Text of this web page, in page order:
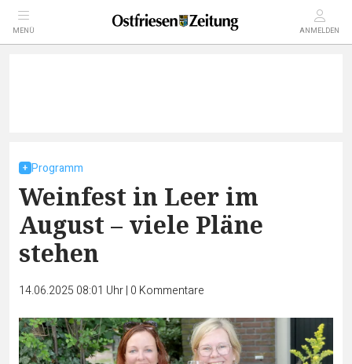
MENÜ ANMELDEN
Programm
Weinfest in Leer im
August – viele Pläne
stehen
14.06.2025 08:01 Uhr| 0 Kommentare